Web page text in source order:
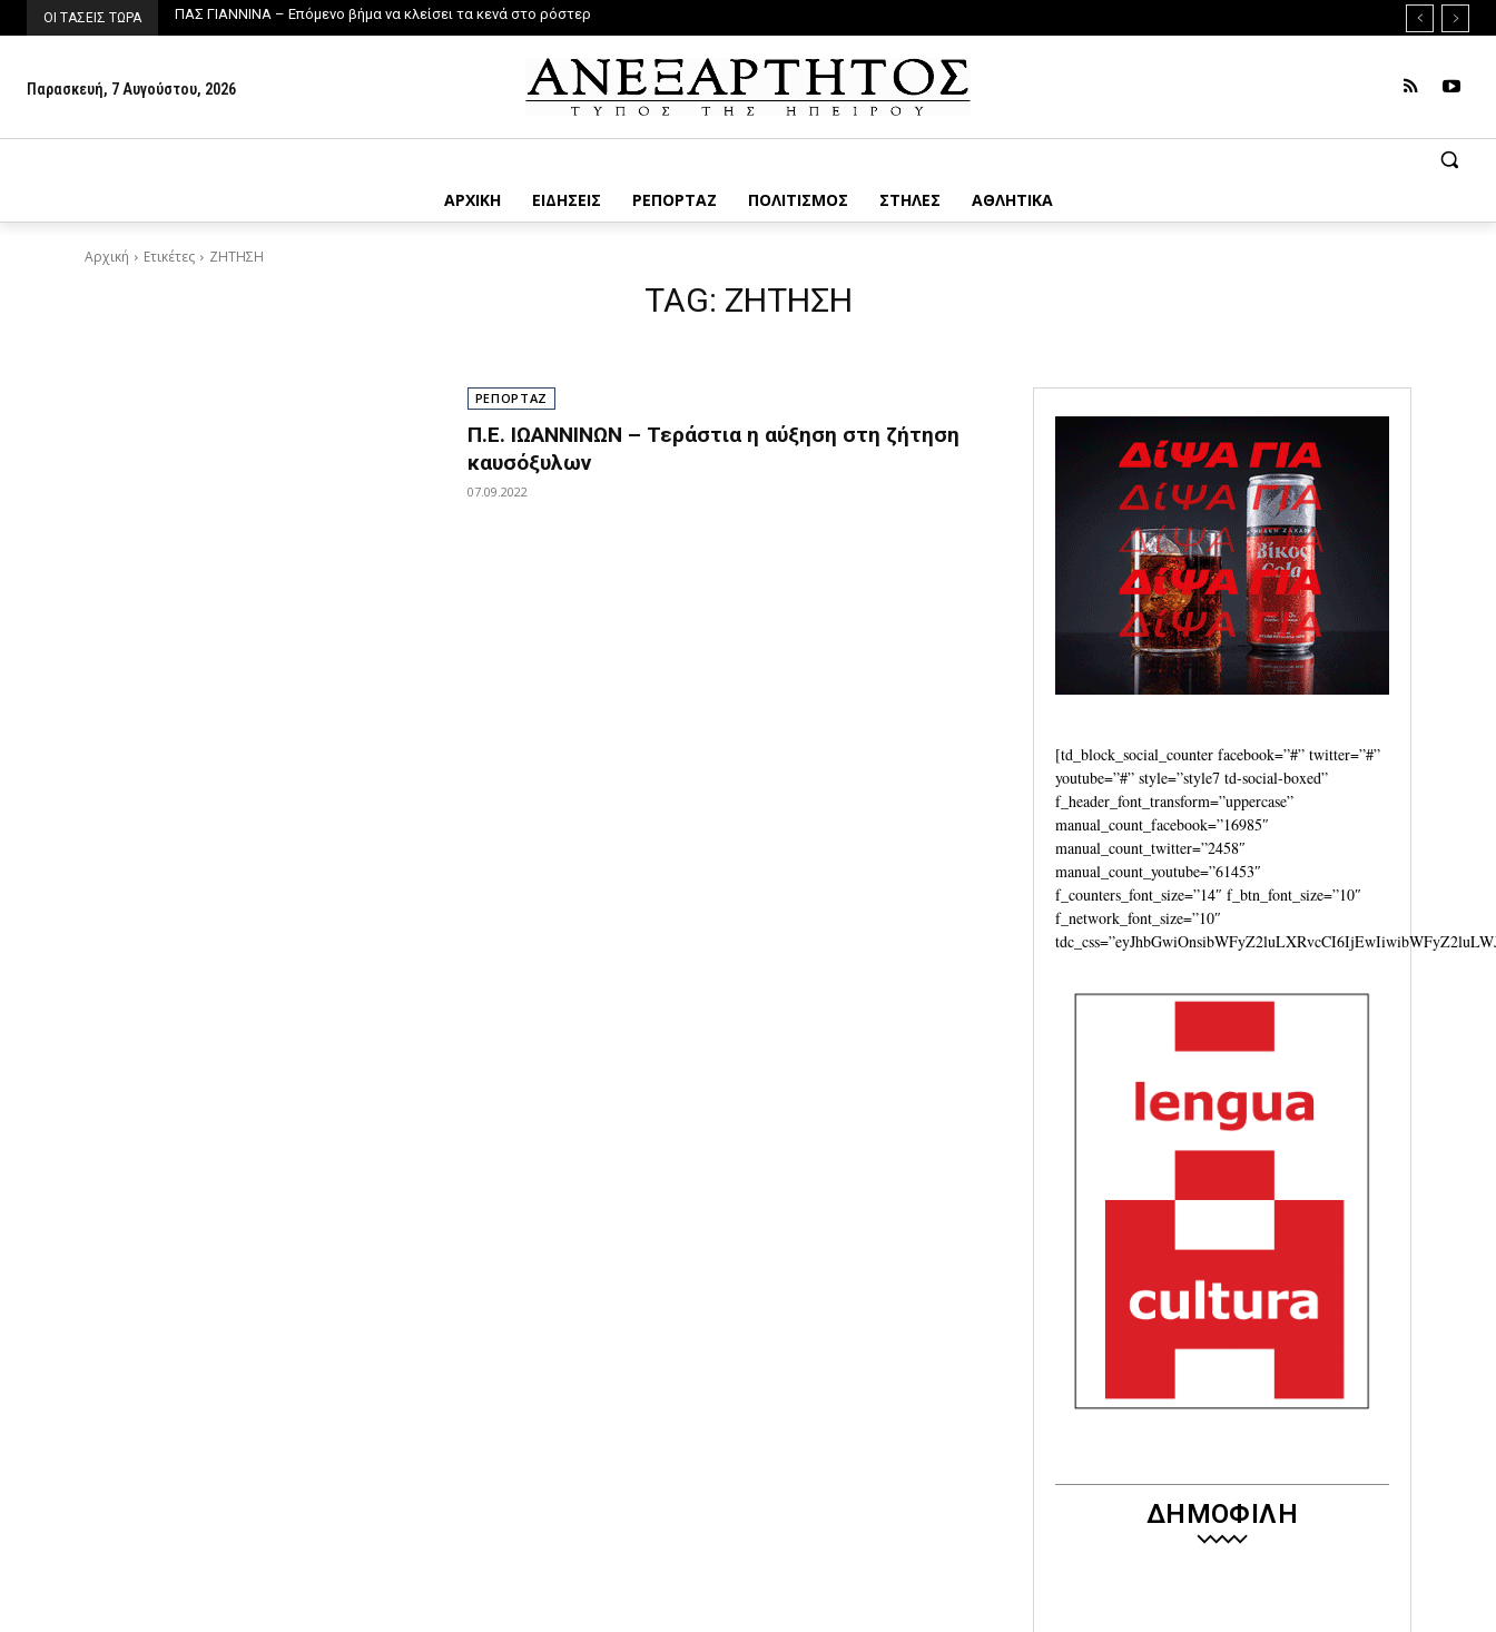
ΟΙ ΤΑΣΕΙΣ ΤΩΡΑ ΠΑΣ ΓΙΑΝΝΙΝΑ – Επόμενο βήμα να κλείσει τα κενά στο ρόστερ
Παρασκευή, 7 Αυγούστου, 2026
ΑΡΧΙΚΗ ΕΙΔΗΣΕΙΣ ΡΕΠΟΡΤΑΖ ΠΟΛΙΤΙΣΜΟΣ ΣΤΗΛΕΣ ΑΘΛΗΤΙΚΑ
Αρχική Ετικέτες ΖΗΤΗΣΗ
TAG: ΖΗΤΗΣΗ
ΡΕΠΟΡΤΑΖ
Π.Ε. ΙΩΑΝΝΙΝΩΝ – Τεράστια η αύξηση στη ζήτηση
καυσόξυλων
07.09.2022
[td_block_social_counter facebook=”#” twitter=”#”
youtube=”#” style=”style7 td-social-boxed”
f_header_font_transform=”uppercase”
manual_count_facebook=”16985″
manual_count_twitter=”2458″
manual_count_youtube=”61453″
f_counters_font_size=”14″ f_btn_font_size=”10″
f_network_font_size=”10″
ΔΗΜΟΦΙΛΗ